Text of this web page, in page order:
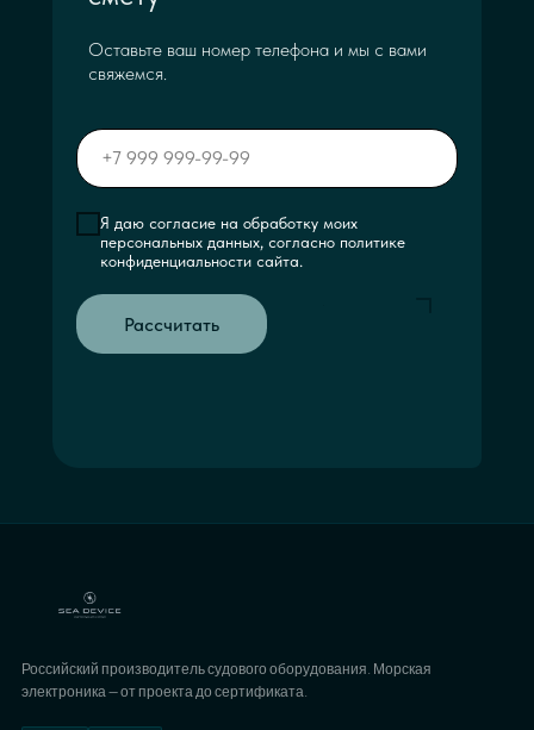
Оставьте ваш номер телефона и мы с вами
свяжемся.
Я даю согласие на обработку моих
персональных данных, согласно политике
конфиденциальности сайта.
Рассчитать
Российский производитель судового оборудования. Морская
электроника — от проекта до сертификата.